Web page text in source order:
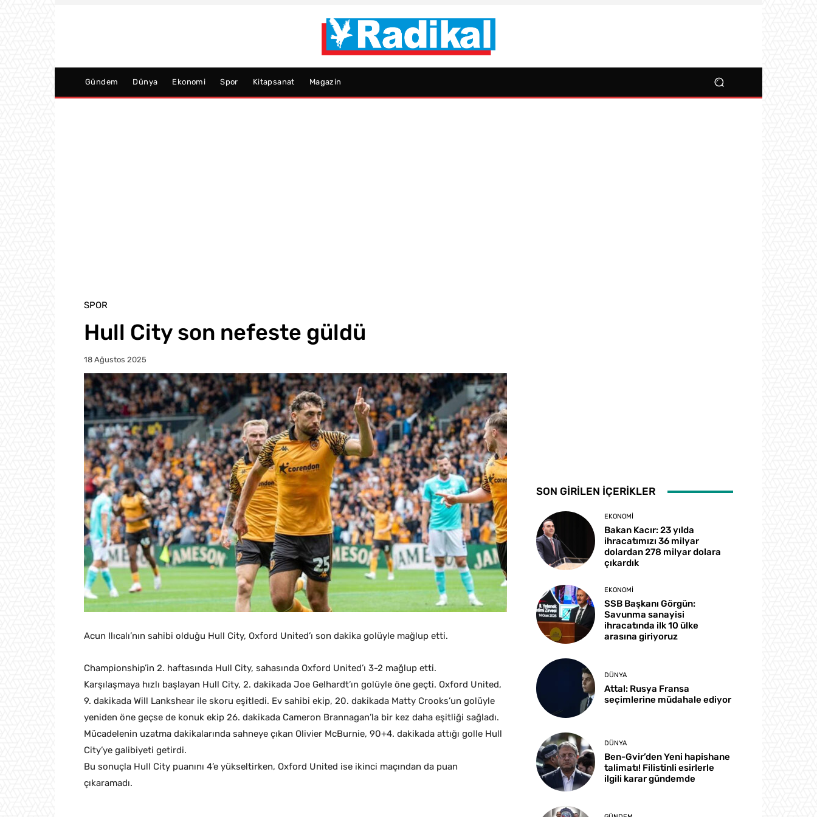
Gündem Dünya Ekonomi Spor Kitapsanat Magazin
SPOR
Hull City son nefeste güldü
18 Ağustos 2025
Acun Ilıcalı’nın sahibi olduğu Hull City, Oxford United’ı son dakika golüyle mağlup etti.
Championship’in 2. haftasında Hull City, sahasında Oxford United’ı 3-2 mağlup etti.
Karşılaşmaya hızlı başlayan Hull City, 2. dakikada Joe Gelhardt’ın golüyle öne geçti. Oxford United,
9. dakikada Will Lankshear ile skoru eşitledi. Ev sahibi ekip, 20. dakikada Matty Crooks’un golüyle
yeniden öne geçse de konuk ekip 26. dakikada Cameron Brannagan’la bir kez daha eşitliği sağladı.
Mücadelenin uzatma dakikalarında sahneye çıkan Olivier McBurnie, 90+4. dakikada attığı golle Hull
City’ye galibiyeti getirdi.
Bu sonuçla Hull City puanını 4’e yükseltirken, Oxford United ise ikinci maçından da puan
çıkaramadı.
SON GİRİLEN İÇERİKLER
EKONOMI
Bakan Kacır: 23 yılda
ihracatımızı 36 milyar
dolardan 278 milyar dolara
çıkardık
EKONOMI
SSB Başkanı Görgün:
Savunma sanayisi
ihracatında ilk 10 ülke
arasına giriyoruz
DÜNYA
Attal: Rusya Fransa
seçimlerine müdahale ediyor
DÜNYA
Ben-Gvir’den Yeni hapishane
talimatı! Filistinli esirlerle
ilgili karar gündemde